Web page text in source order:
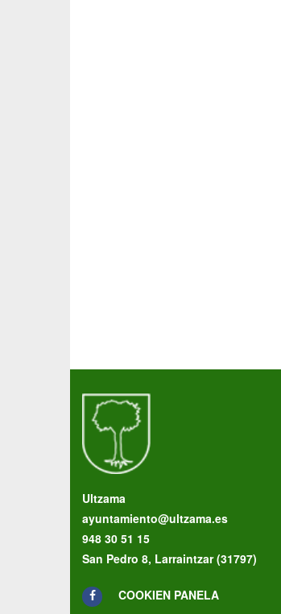
Ultzama
ayuntamiento@ultzama.es
948 30 51 15
San Pedro 8, Larraintzar (31797)
COOKIEN PANELA